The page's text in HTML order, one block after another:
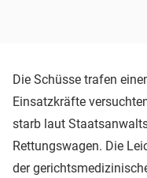
Die Schüsse trafen
Einsatzkräfte
starb laut
Rettungswagen. Die
der